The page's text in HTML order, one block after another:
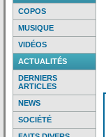
COPOS
MUSIQUE
VIDÉOS
ACTUALITÉS
DERNIERS
ARTICLES
NEWS
SOCIÉTÉ